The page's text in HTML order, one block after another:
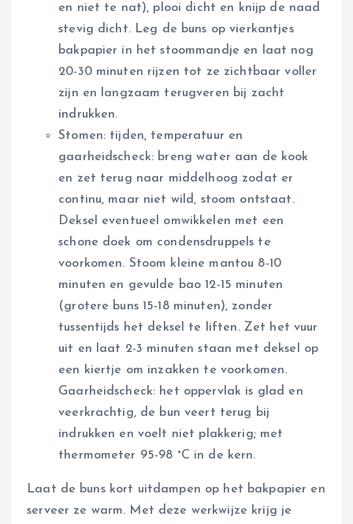
en niet te nat), plooi dicht en knijp de naad
stevig dicht. Leg de buns op vierkantjes
bakpapier in het stoommandje en laat nog
20-30 minuten rijzen tot ze zichtbaar voller
zijn en langzaam terugveren bij zacht
indrukken.
Stomen: tijden, temperatuur en
gaarheidscheck: breng water aan de kook
en zet terug naar middelhoog zodat er
continu, maar niet wild, stoom ontstaat.
Deksel eventueel omwikkelen met een
schone doek om condensdruppels te
voorkomen. Stoom kleine mantou 8-10
minuten en gevulde bao 12-15 minuten
(grotere buns 15-18 minuten), zonder
tussentijds het deksel te liften. Zet het vuur
uit en laat 2-3 minuten staan met deksel op
een kiertje om inzakken te voorkomen.
Gaarheidscheck: het oppervlak is glad en
veerkrachtig, de bun veert terug bij
indrukken en voelt niet plakkerig; met
thermometer 95-98 °C in de kern.
Laat de buns kort uitdampen op het bakpapier en
serveer ze warm. Met deze werkwijze krijg je